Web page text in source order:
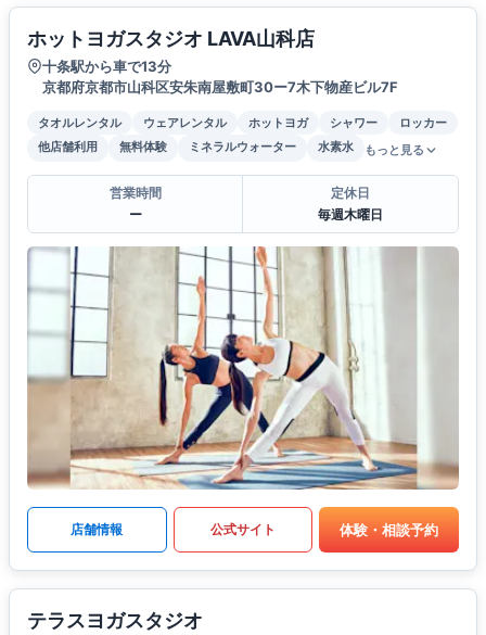
ホットヨガスタジオ LAVA山科店
十条駅から車で13分
京都府京都市山科区安朱南屋敷町30ー7木下物産ビル7F
タオルレンタル ウェアレンタル ホットヨガ シャワー
ロッカー
他店舗利用
無料体験 ミネラルウォーター 水素水 もっと見る
営業時間
ー
定休日
毎週木曜日
店舗情報 公式サイト 体験・相談予約
テラスヨガスタジオ